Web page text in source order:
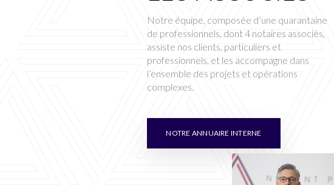
Notre équipe, composée d’une quarantaine
de professionnels, dont 4 notaires associés,
assiste nos clients, particuliers et
professionnels, et les accompagne dans
l’ensemble des projets et opérations
complexes.
NOTRE ANNUAIRE INTERNE